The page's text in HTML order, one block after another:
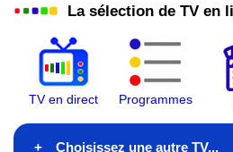
T18
HDI
Equipe TV
La sélection de TV en
TV en direct Programmes
Choisissez une autre TV...